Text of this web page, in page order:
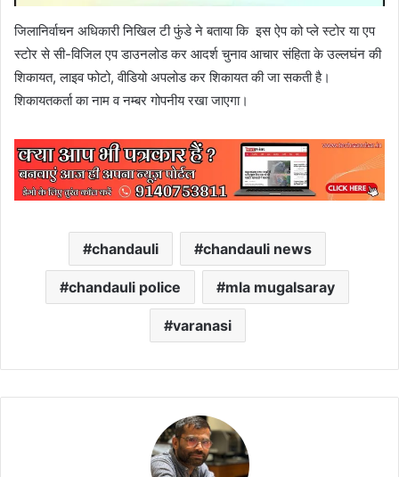
जिलानिर्वाचन अधिकारी निखिल टी फुंडे ने बताया कि इस ऐप को प्ले स्टोर या एप
स्टोर से सी-विजिल एप डाउनलोड कर आदर्श चुनाव आचार संहिता के उल्लघंन की
शिकायत, लाइव फोटो, वीडियो अपलोड कर शिकायत की जा सकती है।
शिकायतकर्ता का नाम व नम्बर गोपनीय रखा जाएगा।
chandauli chandauli news
chandauli police mla mugalsaray
varanasi